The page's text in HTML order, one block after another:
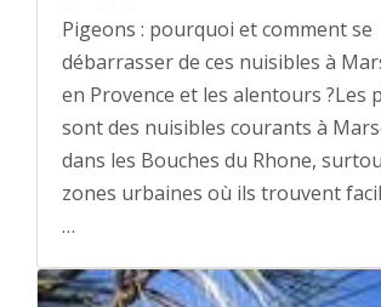
Pigeons : pourquoi et comment se
débarrasser de ces nuisibles à
en Provence et les alentours ?Les
sont des nuisibles courants à
dans les Bouches du Rhone,
zones urbaines où ils trouvent
…